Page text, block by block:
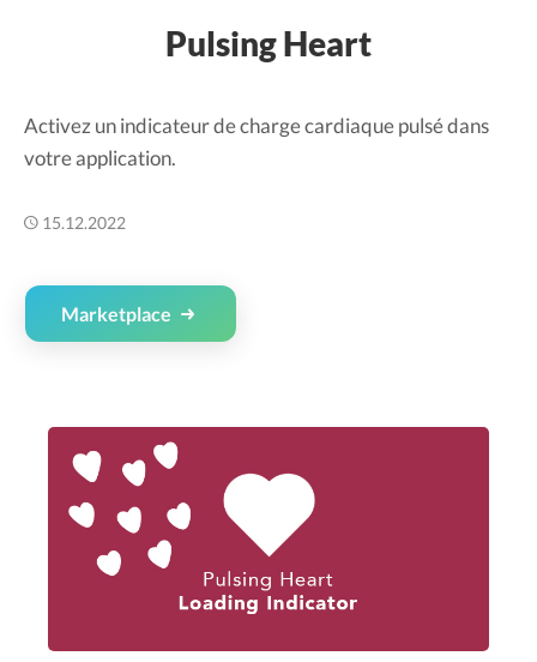
Pulsing Heart
Activez un indicateur de charge cardiaque pulsé dans
votre application.
15.12.2022
Marketplace